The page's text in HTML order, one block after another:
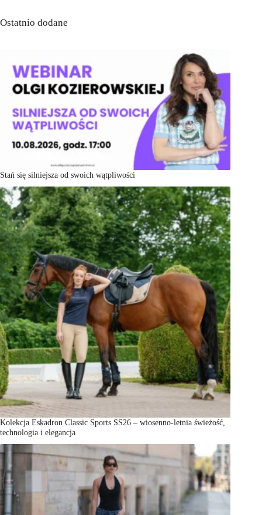
Ostatnio dodane
Stań się silniejsza od swoich wątpliwości
Kolekcja Eskadron Classic Sports SS26 – wiosenno-letnia świeżość,
technologia i elegancja